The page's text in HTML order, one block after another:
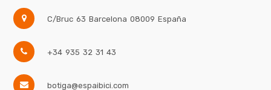
C/Bruc 63 Barcelona 08009 España
+34 935 32 31 43
botiga@espaibici.com